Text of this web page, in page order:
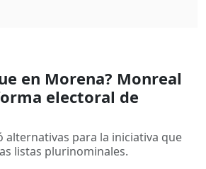
en Morena? Monreal
electoral de
alternativas para la iniciativa que
listas plurinominales.